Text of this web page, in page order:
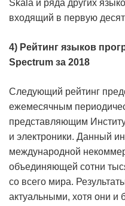
Skala и ряда других
входящий в первую
4) Рейтинг языков
Spectrum за 2018
Следующий рейтинг
ежемесячным
представляющим
и электроники. Данный
международной
объединяющей сотни
со всего мира.
актуальными, хотя они